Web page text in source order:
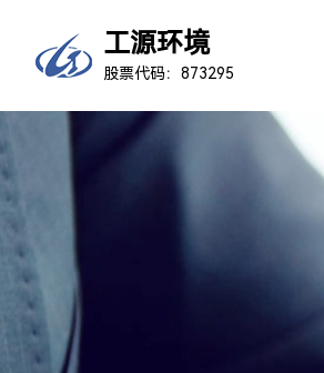
工源环境
股票代码：873295